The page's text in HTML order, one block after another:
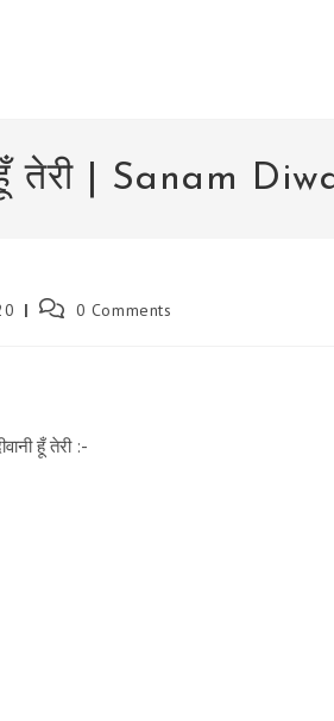
तेरी | Sanam
Post 0 Comments
हूँ तेरी :-